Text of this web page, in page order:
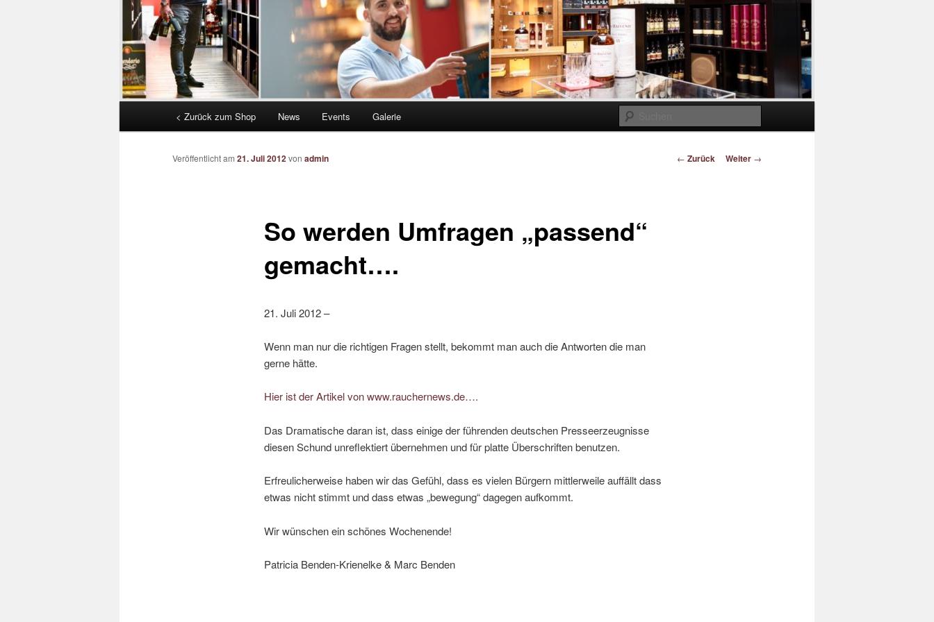
< Zurück zum Shop News Events Galerie
Beitragsnavigation
← Zurück Weiter →
So werden Umfragen „passend“
gemacht….
Veröffentlicht am 21. Juli 2012von admin
21. Juli 2012 –
Wenn man nur die richtigen Fragen stellt, bekommt man auch die Antworten die man
gerne hätte.
Hier ist der Artikel von www.rauchernews.de….
Das Dramatische daran ist, dass einige der führenden deutschen Presseerzeugnisse
diesen Schund unreflektiert übernehmen und für platte Überschriften benutzen.
Erfreulicherweise haben wir das Gefühl, dass es vielen Bürgern mittlerweile auffällt dass
etwas nicht stimmt und dass etwas „bewegung“ dagegen aufkommt.
Wir wünschen ein schönes Wochenende!
Patricia Benden-Krienelke & Marc Benden